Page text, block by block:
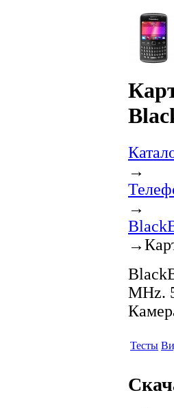
→
→
→
MHz.
Тесты